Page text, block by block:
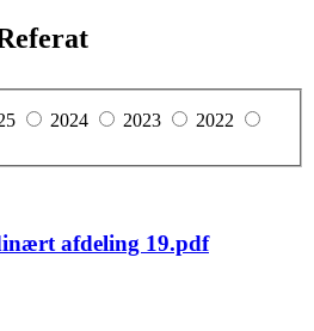
2024 2023
2022
afdeling 19.pdf